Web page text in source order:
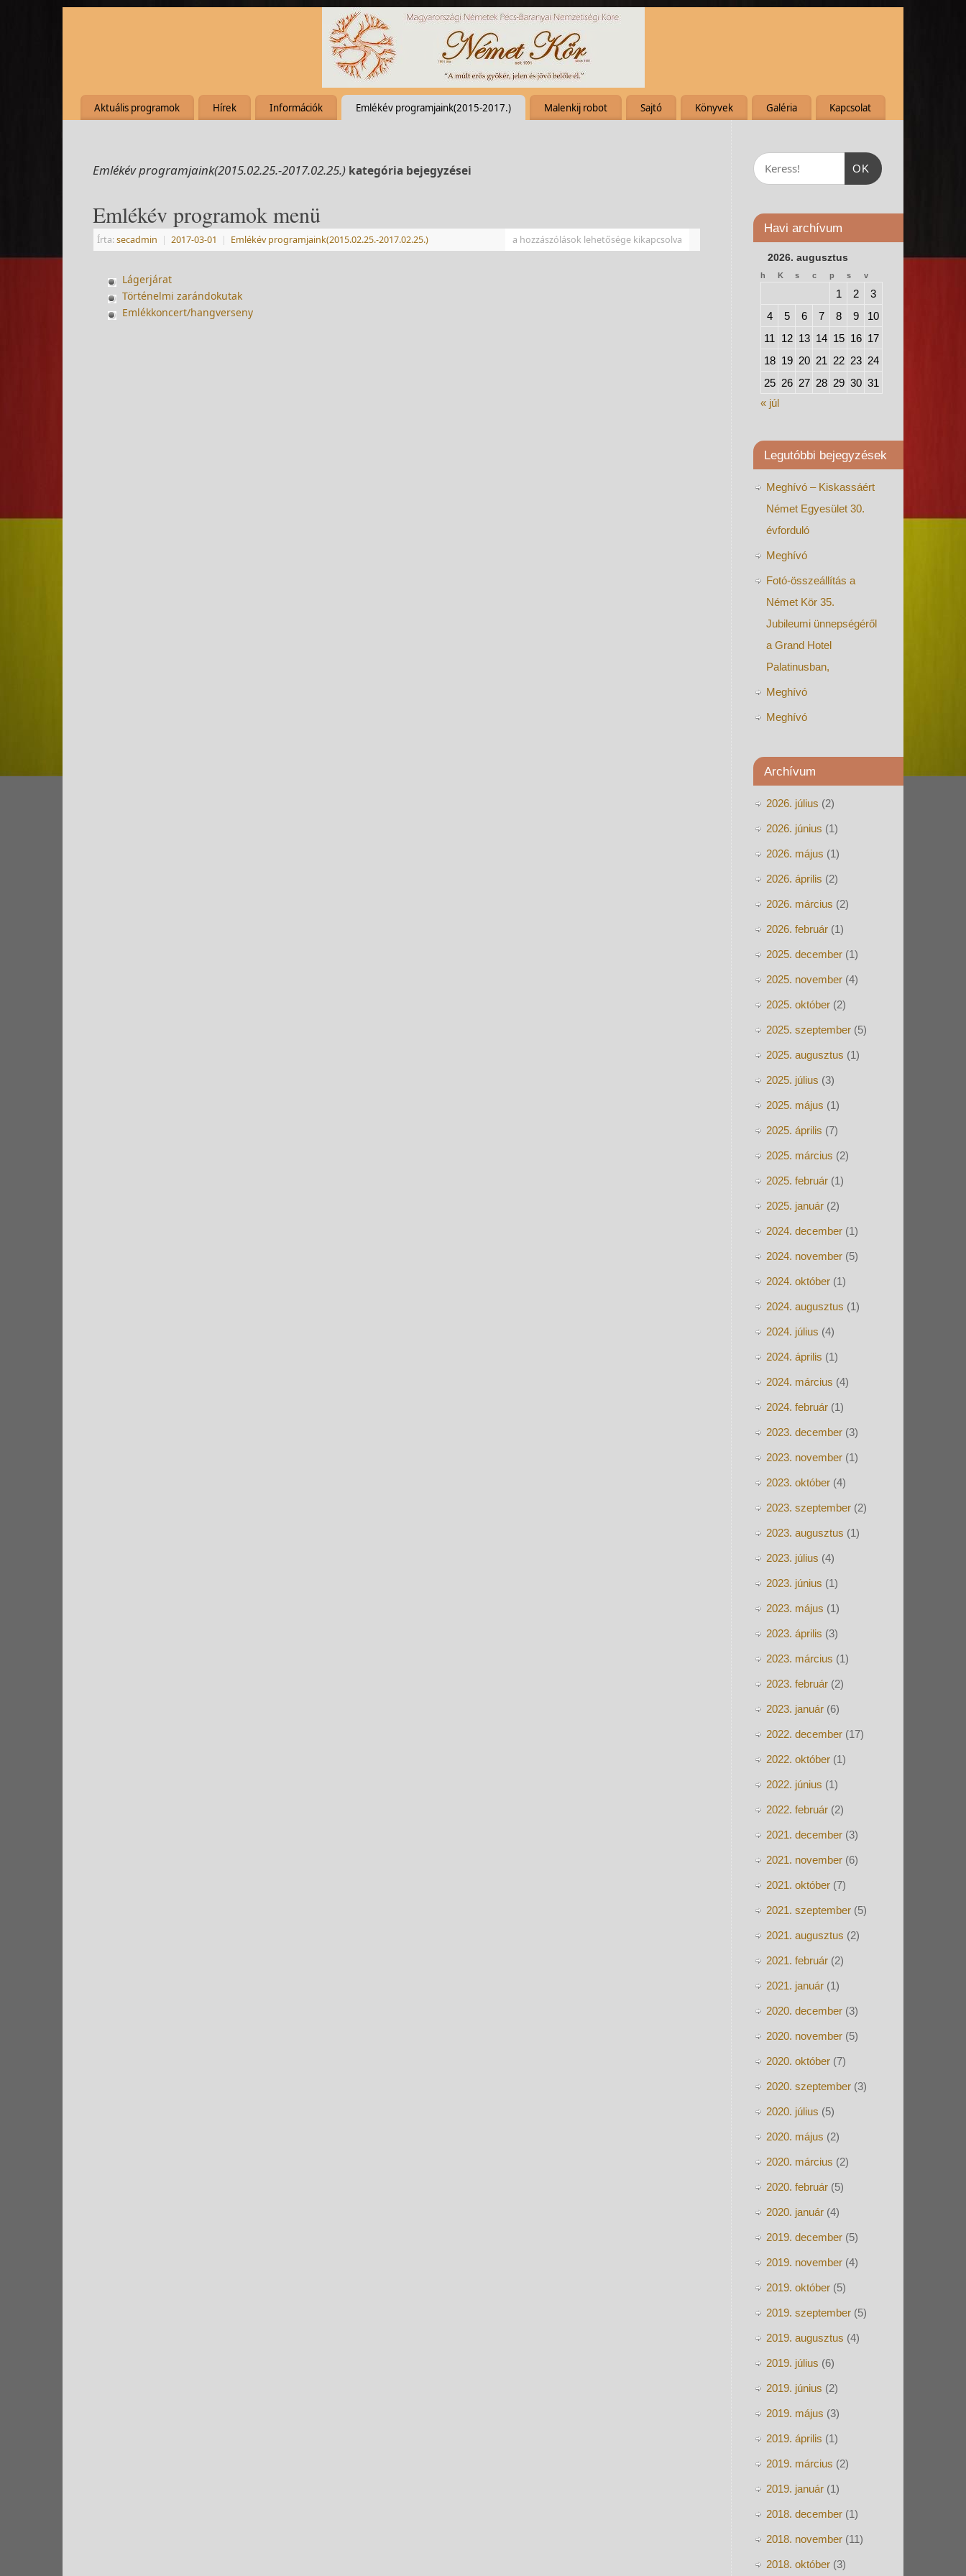
Aktuális programok Hírek Információk Emlékév programjaink(2015-2017.) Malenkij robot Sajtó Könyvek Galéria Kapcsolat
Emlékév programjaink(2015.02.25.-2017.02.25.) kategória bejegyzései
Emlékév programok menü
Írta:secadmin | 2017-03-01 | Emlékév programjaink(2015.02.25.-2017.02.25.) a hozzászólások lehetősége kikapcsolva
Lágerjárat
Történelmi zarándokutak
Emlékkoncert/hangverseny
OK
Havi archívum
2026. augusztus
h K s c p s v
1 2
3
4
5 6 7 8 9
10
11
12 13 14 15 16 17
18 19 20 21 22 23 24
25 26 27 28 29 30 31
« júl
Legutóbbi bejegyzések
Meghívó – Kiskassáért
Német Egyesület 30.
évforduló
Meghívó
Fotó-összeállítás a
Német Kör 35.
Jubileumi ünnepségéről
a Grand Hotel
Palatinusban,
Meghívó
Meghívó
Archívum
2026. július (2)
2026. június (1)
2026. május (1)
2026. április (2)
2026. március (2)
2026. február (1)
2025. december (1)
2025. november (4)
2025. október (2)
2025. szeptember (5)
2025. augusztus (1)
2025. július (3)
2025. május (1)
2025. április (7)
2025. március (2)
2025. február (1)
2025. január (2)
2024. december (1)
2024. november (5)
2024. október (1)
2024. augusztus (1)
2024. július (4)
2024. április (1)
2024. március (4)
2024. február (1)
2023. december (3)
2023. november (1)
2023. október (4)
2023. szeptember (2)
2023. augusztus (1)
2023. július (4)
2023. június (1)
2023. május (1)
2023. április (3)
2023. március (1)
2023. február (2)
2023. január (6)
2022. december (17)
2022. október (1)
2022. június (1)
2022. február (2)
2021. december (3)
2021. november (6)
2021. október (7)
2021. szeptember (5)
2021. augusztus (2)
2021. február (2)
2021. január (1)
2020. december (3)
2020. november (5)
2020. október (7)
2020. szeptember (3)
2020. július (5)
2020. május (2)
2020. március (2)
2020. február (5)
2020. január (4)
2019. december (5)
2019. november (4)
2019. október (5)
2019. szeptember (5)
2019. augusztus (4)
2019. július (6)
2019. június (2)
2019. május (3)
2019. április (1)
2019. március (2)
2019. január (1)
2018. december (1)
2018. november (11)
2018. október (3)